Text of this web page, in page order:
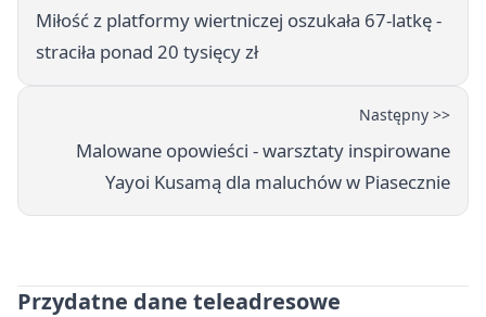
Miłość z platformy wiertniczej oszukała 67-latkę -
straciła ponad 20 tysięcy zł
Następny >>
Malowane opowieści - warsztaty inspirowane
Yayoi Kusamą dla maluchów w Piasecznie
Przydatne dane teleadresowe